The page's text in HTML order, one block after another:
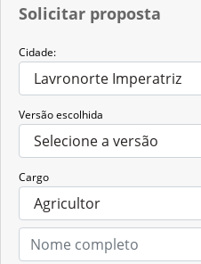
Solicitar proposta
Cidade:
Versão escolhida
Cargo